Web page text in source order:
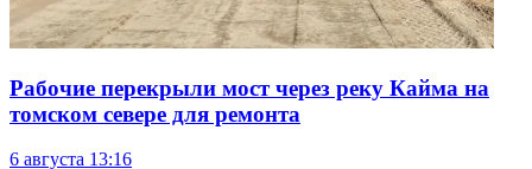
Рабочие перекрыли мост через реку Кайма на
томском севере для ремонта
6 августа 13:16